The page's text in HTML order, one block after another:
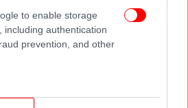
to enable storage
including authentication
prevention, and other